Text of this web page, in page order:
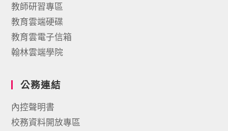
教師研習專區
教育雲端硬碟
教育雲電子信箱
翰林雲端學院
公務連結
內控聲明書
校務資料開放專區